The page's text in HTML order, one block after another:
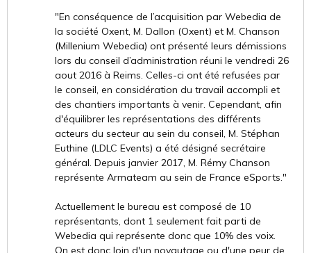
"En conséquence de l’acquisition par Webedia de
la société Oxent, M. Dallon (Oxent) et M. Chanson
(Millenium Webedia) ont présenté leurs démissions
lors du conseil d’administration réuni le vendredi 26
aout 2016 à Reims. Celles-ci ont été refusées par
le conseil, en considération du travail accompli et
des chantiers importants à venir. Cependant, afin
d'équilibrer les représentations des différents
acteurs du secteur au sein du conseil, M. Stéphan
Euthine (LDLC Events) a été désigné secrétaire
général. Depuis janvier 2017, M. Rémy Chanson
représente Armateam au sein de France eSports."
Actuellement le bureau est composé de 10
représentants, dont 1 seulement fait parti de
Webedia qui représente donc que 10% des voix.
On est donc loin d'un noyautage ou d'une peur de